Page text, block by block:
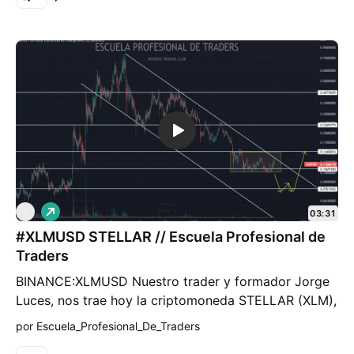
#XLMUSD STELLAR // Escuela Profesional de
Traders
BINANCE:XLMUSD Nuestro trader y formador Jorge
Luces, nos trae hoy la criptomoneda STELLAR (XLM),
actualmente en el puesto número 25 del ranking de
L
a
r
g
o
03:31
por Escuela_Profesional_De_Traders